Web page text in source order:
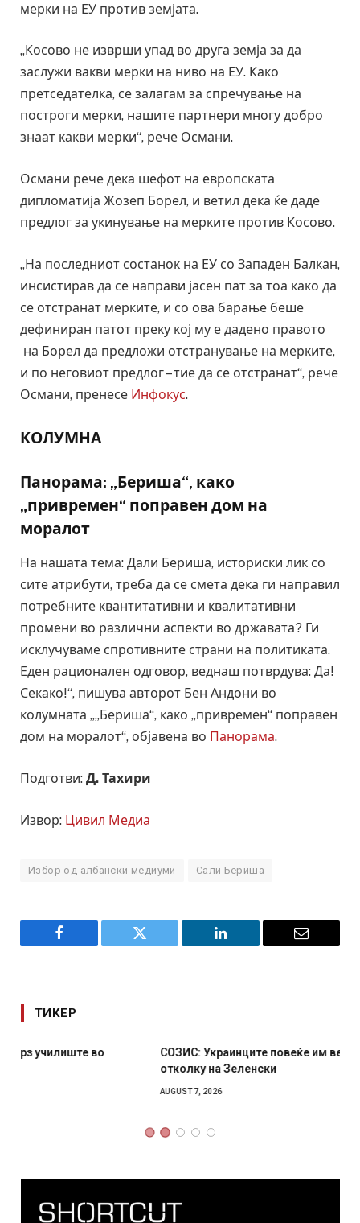
мерки на ЕУ против земјата.
„Косово не изврши упад во друга земја за да
заслужи вакви мерки на ниво на ЕУ. Како
претседателка, се залагам за спречување на
построги мерки, нашите партнери многу добро
знаат какви мерки“, рече Османи.
Османи рече дека шефот на европската
дипломатија Жозеп Борел, и ветил дека ќе даде
предлог за укинување на мерките против Косово.
„На последниот состанок на ЕУ со Западен Балкан,
инсистирав да се направи јасен пат за тоа како да
се отстранат мерките, и со ова барање беше
дефиниран патот преку кој му е дадено правото
на Борел да предложи отстранување на мерките,
и по неговиот предлог – тие да се отстранат“, рече
Османи, пренесе Инфокус.
КОЛУМНА
Панорама: „Бериша“, како
„привремен“ поправен дом на
моралот
На нашата тема: Дали Бериша, историски лик со
сите атрибути, треба да се смета дека ги направил
потребните квантитативни и квалитативни
промени во различни аспекти во државата? Ги
исклучуваме спротивните страни на политиката.
Еден рационален одговор, веднаш потврдува: Да!
Секако!“, пишува авторот Бен Андони во
колумната „„Бериша“, како „привремен“ поправен
дом на моралот“, објавена во Панорама.
Подготви: Д. Тахири
Извор: Цивил Медиа
Избор од албански медиуми Сали Бериша
Facebook Twitter LinkedIn Email
ТИКЕР
СОЗИС: Украинците повеќе им веруваат на генералите